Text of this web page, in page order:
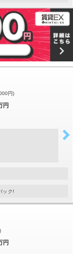
円)
円
ック!
円